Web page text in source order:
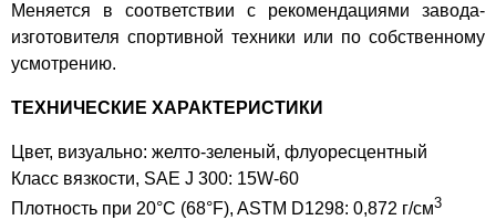
Меняется в соответствии с рекомендациями завода-
изготовителя спортивной техники или по собственному
усмотрению.
ТЕХНИЧЕСКИЕ ХАРАКТЕРИСТИКИ
Цвет, визуально: желто-зеленый, флуоресцентный
Класс вязкости, SAE J 300: 15W-60
Плотность при 20°C (68°F), ASTM D1298: 0,872 г/см3